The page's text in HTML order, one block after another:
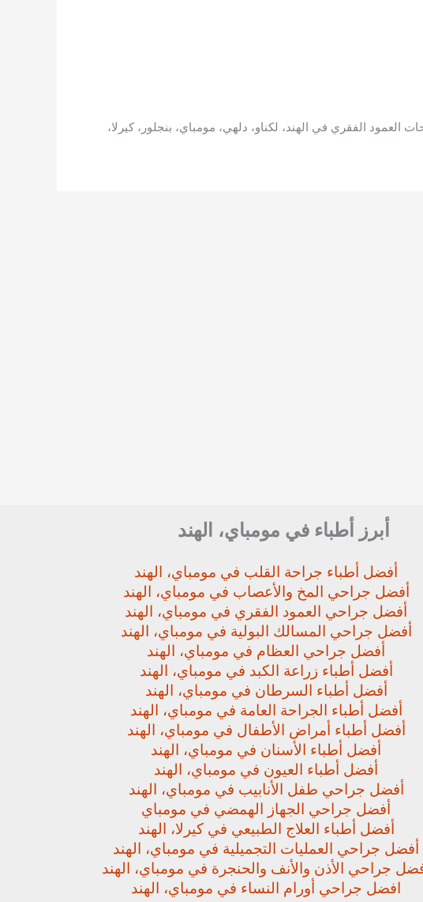
الفقري في الهند، لكناو، دلهي، مومباي، بنجلور، كيرلا،
أبرز أطباء في مومباي، الهند
أفضل أطباء جراحة القلب في مومباي، الهند
أفضل جراحي المخ والأعصاب في مومباي، الهند
أفضل جراحي العمود الفقري في مومباي، الهند
أفضل جراحي المسالك البولية في مومباي، الهند
أفضل جراحي العظام في مومباي، الهند
أفضل أطباء زراعة الكبد في مومباي، الهند
أفضل أطباء السرطان في مومباي، الهند
أفضل أطباء الجراحة العامة في مومباي، الهند
أفضل أطباء أمراض الأطفال في مومباي، الهند
أفضل أطباء الأسنان في مومباي، الهند
أفضل أطباء العيون في مومباي، الهند
أفضل جراحي طفل الأنابيب في مومباي، الهند
أفضل جراحي الجهاز الهمضي في مومباي
أفضل أطباء العلاج الطبيعي في كيرلا، الهند
أفضل جراحي العمليات التجميلية في مومباي، الهند
جراحي الأذن والأنف والحنجرة في مومباي، الهند
افضل جراحي أورام النساء في مومباي، الهند